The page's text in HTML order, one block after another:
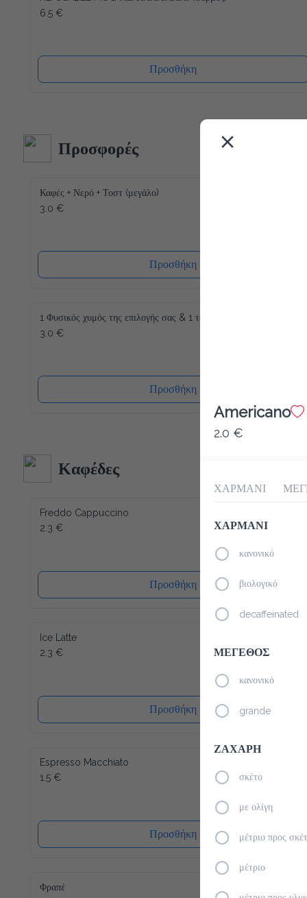
6.5 €
Προσθήκη
Προσφορές
Καφές + Νερό + Τοστ (μεγάλο)
3.0 €
Προσθήκη
1 Φυσικός χυμός της επιλογής σας & 1 τοστ
3.0 €
Προσθήκη
Καφέδες
Freddo Cappuccino
2.3 €
Προσθήκη
Ice Latte
2.3 €
Προσθήκη
Espresso Macchiato
1.5 €
Προσθήκη
Φραπέ
Americano
2.0 €
ΧΑΡΜΑΝΙ
ΧΑΡΜΑΝΙ
κανονικό
βιολογικό
decaffeinated
ΜΕΓΕΘΟΣ
κανονικό
grande
ΖΑΧΑΡΗ
σκέτο
με ολίγη
μέτριο προς
μέτριο